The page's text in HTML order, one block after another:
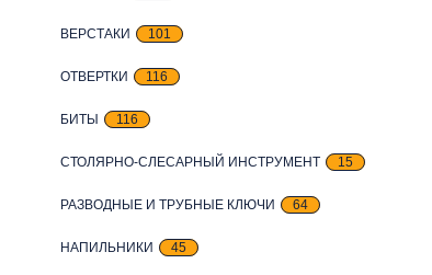
ВЕРСТАКИ 101
ОТВЕРТКИ 116
БИТЫ 116
СТОЛЯРНО-СЛЕСАРНЫЙ ИНСТРУМЕНТ 15
РАЗВОДНЫЕ И ТРУБНЫЕ КЛЮЧИ 64
НАПИЛЬНИКИ 45